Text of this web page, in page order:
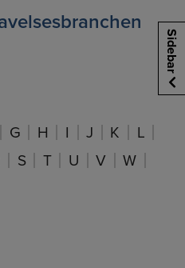
G H I J K
L
S T U V
W
Sidebar